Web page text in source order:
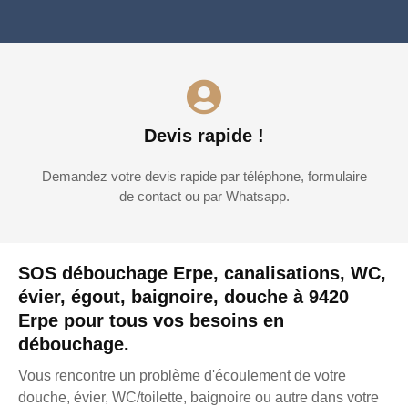
SOS débouchage Erpe, canalisations, WC,
évier, égout, baignoire, douche à 9420
Erpe pour tous vos besoins en
débouchage.
Vous rencontre un problème d'écoulement de votre
douche, évier, WC/toilette, baignoire ou autre dans votre
Devis rapide !
Demandez votre devis rapide par téléphone, formulaire
de contact ou par Whatsapp.